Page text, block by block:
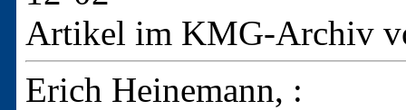
Artikel im KMG-Archiv
Erich Heinemann, :